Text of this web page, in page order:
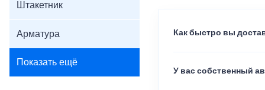
Штакетник
Арматура
Показать ещё
Как быстро вы
У вас собственный